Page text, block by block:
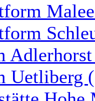
Uetliberg